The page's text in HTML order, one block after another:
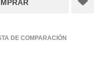
DE COMPARACIÓN